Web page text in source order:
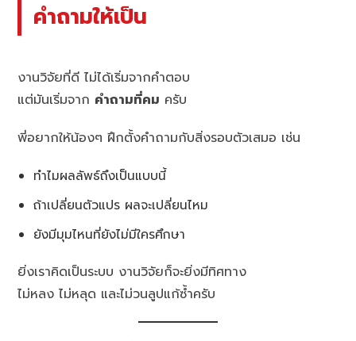
คำถามให้เป็น
งานวิจัยที่ดี ไม่ได้เริ่มจากคำตอบ
แต่มันเริ่มจาก คำถามที่คม ครับ
พี่อยากให้น้องๆ ฝึกตั้งคำถามกับสิ่งรอบตัวเสมอ เช่น
ทำไมผลลัพธ์ถึงเป็นแบบนี้
ถ้าเปลี่ยนตัวแปร ผลจะเปลี่ยนไหม
ยังมีมุมไหนที่ยังไม่มีใครศึกษา
ยิ่งเราคิดเป็นระบบ งานวิจัยก็จะยิ่งมีทิศทาง
ไม่หลง ไม่หลุด และไม่วนลูปแก้ซ้ำครับ